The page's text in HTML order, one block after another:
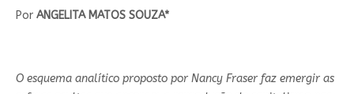
Por ANGELITA MATOS SOUZA*
O esquema analítico proposto por Nancy Fraser faz emergir as